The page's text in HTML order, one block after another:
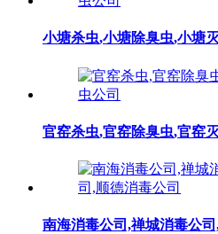
小塘杀虫,小塘除臭虫,小塘
官窑杀虫,官窑除臭虫,官窑
南海消毒公司,禅城消毒公